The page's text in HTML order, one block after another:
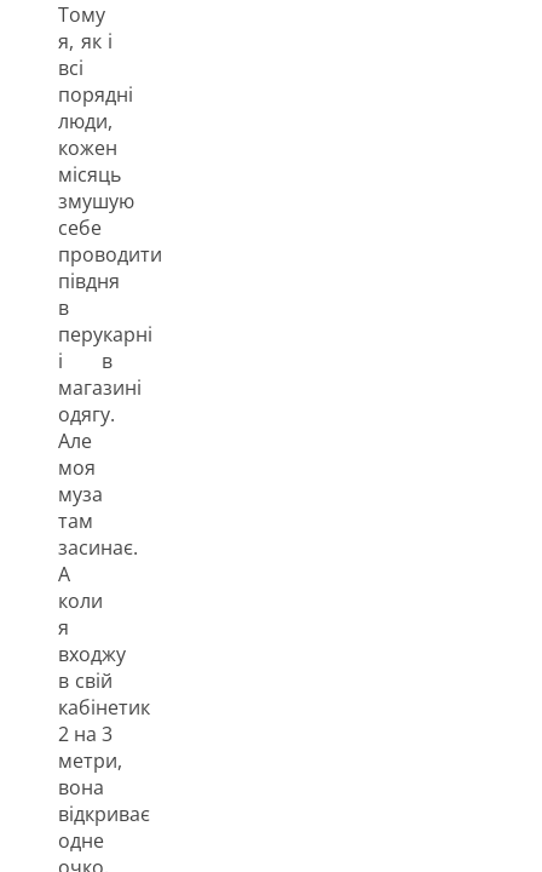
Тому
я, як і
всі
порядні
люди,
кожен
місяць
змушую
себе
проводити
півдня
в
перукарні
і в
магазині
одягу.
Але
моя
муза
там
засинає.
А
коли
я
входжу
в свій
кабінетик
2 на 3
метри,
вона
відкриває
одне